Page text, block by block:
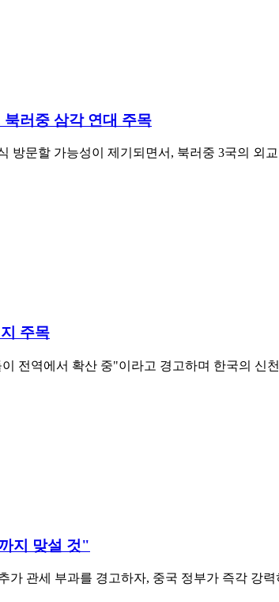
러중 삼각 연대 주목
방문할 가능성이 제기되면서, 북러중 3국의
주목
전역에서 확산 중"이라고 경고하며 한국의
지 맞설 것"
가 관세 부과를 경고하자, 중국 정부가 즉각 강